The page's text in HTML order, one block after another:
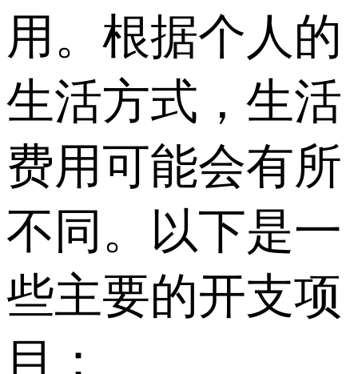
用。根据个人的
生活方式，生活
费用可能会有所
不同。以下是一
些主要的开支项
目：